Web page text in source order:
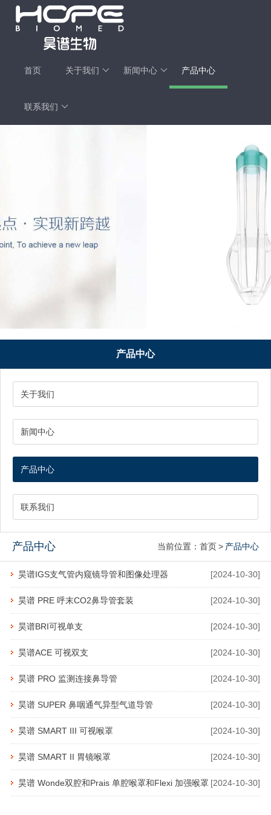
首页 关于我们 新闻中心 产品中心
联系我们
产品中心
关于我们
新闻中心
产品中心
联系我们
当前位置： 首页> 产品中心
产品中心
[2024-10-30]
昊谱IGS支气管内窥镜导管和图像处理器
[2024-10-30]
昊谱 PRE 呼末CO2鼻导管套装
[2024-10-30]
昊谱BRI可视单支
[2024-10-30]
昊谱ACE 可视双支
[2024-10-30]
昊谱 PRO 监测连接鼻导管
[2024-10-30]
昊谱 SUPER 鼻咽通气异型气道导管
[2024-10-30]
昊谱 SMART III 可视喉罩
[2024-10-30]
昊谱 SMART II 胃镜喉罩
[2024-10-30]
昊谱 Wonde双腔和Prais 单腔喉罩和Flexi 加强喉罩